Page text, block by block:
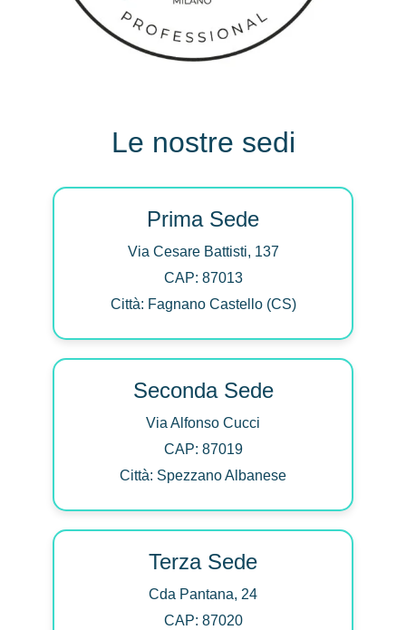
Le nostre sedi
Prima Sede
Via Cesare Battisti, 137
CAP: 87013
Città: Fagnano Castello (CS)
Seconda Sede
Via Alfonso Cucci
CAP: 87019
Città: Spezzano Albanese
Terza Sede
Cda Pantana, 24
CAP: 87020